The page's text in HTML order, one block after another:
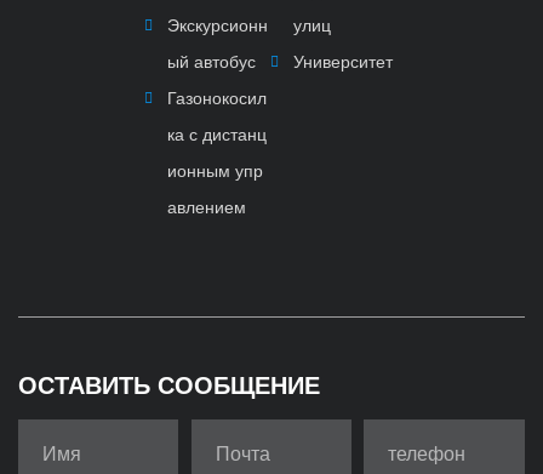
Экскурсионн
ый автобус
Газонокосил
ка с дистанц
ионным упр
авлением
улиц
Университет
ОСТАВИТЬ СООБЩЕНИЕ